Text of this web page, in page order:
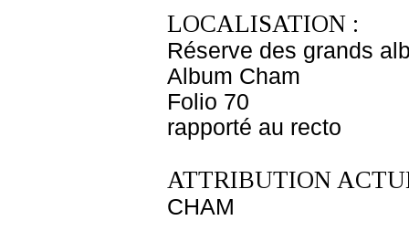
LOCALISATION :
Réserve des grands
Album Cham
Folio 70
rapporté au recto
ATTRIBUTION
CHAM